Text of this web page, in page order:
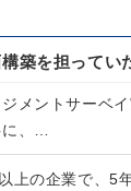
築を担ってい
メントサーベ
、…
上の企業で、5